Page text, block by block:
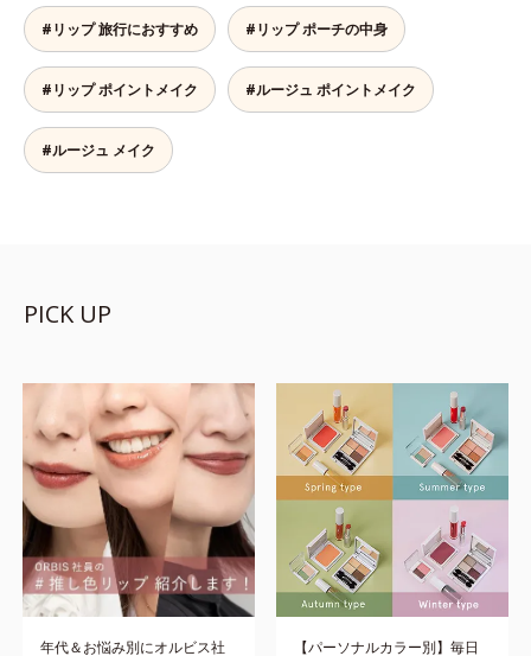
#リップ 旅行におすすめ #リップ ポーチの中身
#リップ ポイントメイク #ルージュ ポイントメイク
#ルージュ メイク
PICK UP
年代＆お悩み別にオルビス社 【パーソナルカラー別】毎日